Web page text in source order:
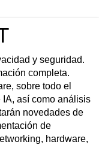
y seguridad.
completa.
sobre todo el
IA, así como análisis
novedades de
de
hardware,